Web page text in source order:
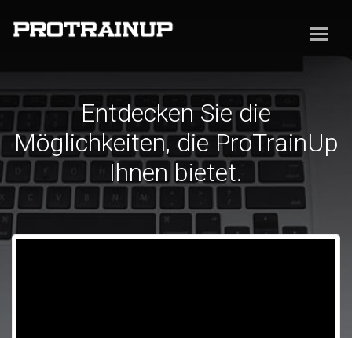
Entdecken Sie die
Möglichkeiten, die ProTrainUp
Ihnen bietet.